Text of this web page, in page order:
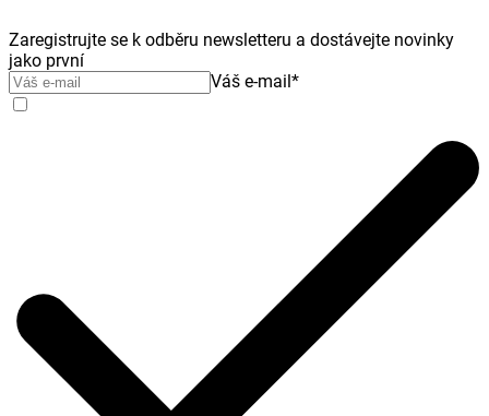
Zaregistrujte se k odběru newsletteru a dostávejte novinky
jako první
Váš e-mail*